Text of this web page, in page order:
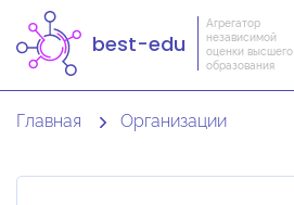
best-edu
Агрегатор
независимой
оценки высшего
образования
Главная Организации